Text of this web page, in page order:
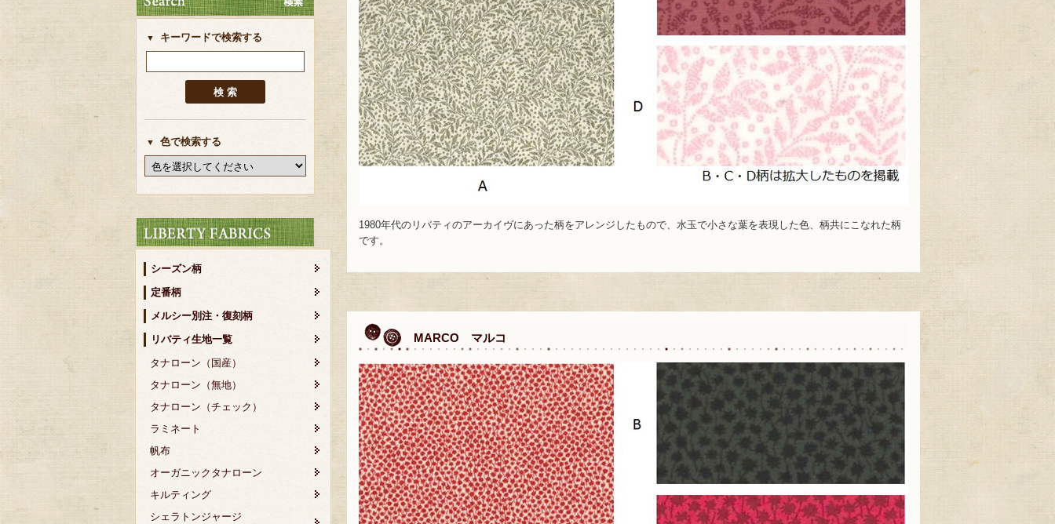
キーワードで検索する
色で検索する
シーズン柄
定番柄
メルシー別注・復刻柄
リバティ生地一覧
タナローン（国産）
タナローン（無地）
タナローン（チェック）
ラミネート
帆布
オーガニックタナローン
キルティング
シェラトンジャージ
1980年代のリバティのアーカイヴにあった柄をアレンジしたもので、水玉で小さな葉を表現した色、柄共にこなれた柄
です。
MARCO マルコ